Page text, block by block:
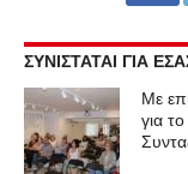
ΣΥΝΙΣΤΑΤΑΙ ΓΙΑ
Με
για